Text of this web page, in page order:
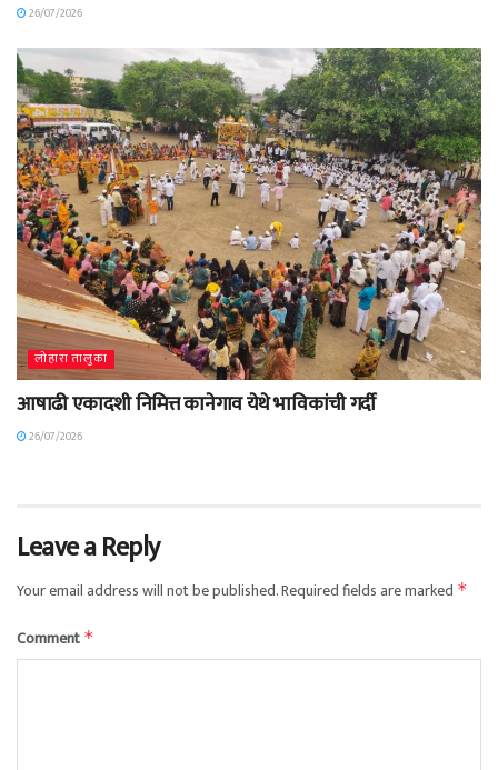
26/07/2026
लोहारा तालुका
आषाढी एकादशी निमित्त कानेगाव येथे भाविकांची गर्दी
26/07/2026
Leave a Reply
Your email address will not be published.Required fields are marked *
Comment *